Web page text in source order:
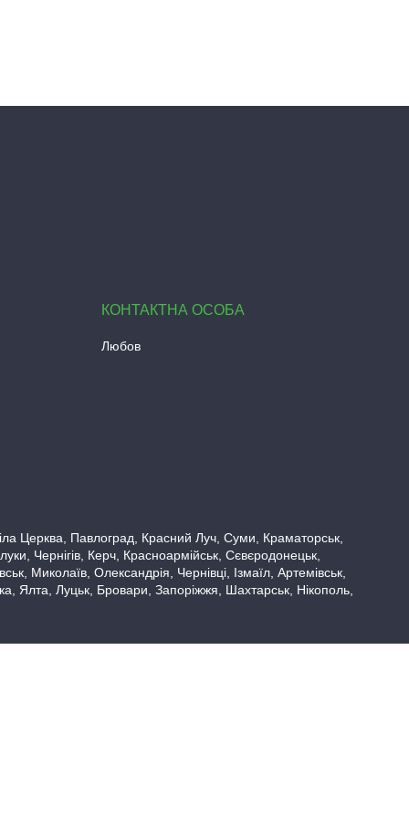
Любов
Церква, Павлоград, Красний Луч, Суми, Краматорськ,
Чернігів, Керч, Красноармійськ, Сєвєродонецьк,
Миколаїв, Олександрія, Чернівці, Ізмаїл, Артемівськ,
Ялта, Луцьк, Бровари, Запоріжжя, Шахтарськ, Нікополь,